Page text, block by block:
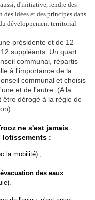
d'initiative, rendre des
idées et des principes dans
développement territorial
présidente et de 12
suppléants. Un quart
communal, répartis
à l'importance de la
communal et choisis
et de l'autre. (A la
être dérogé à la règle de
ne s'est jamais
lotissements :
la mobilité) ;
des eaux